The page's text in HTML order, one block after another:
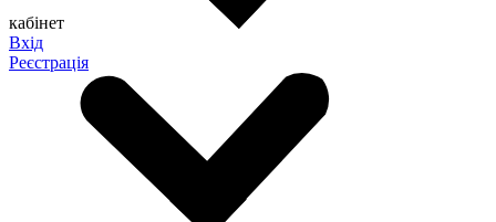
кабінет
Вхід
Реєстрація